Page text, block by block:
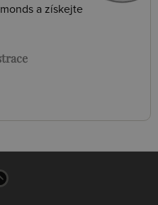
a získejte